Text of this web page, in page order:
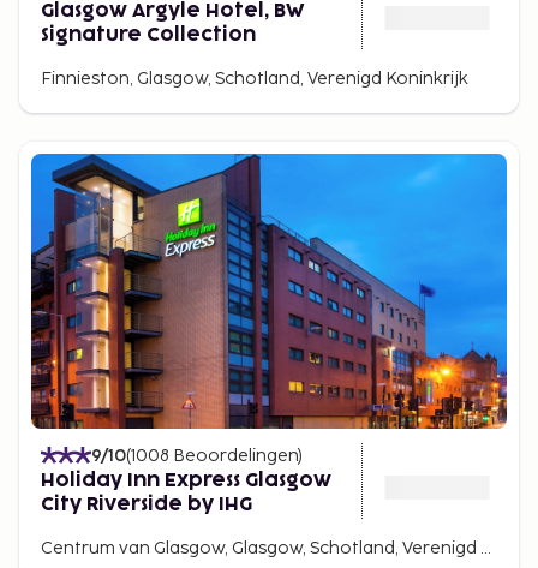
Glasgow Argyle Hotel, BW
Signature Collection
Finnieston, Glasgow, Schotland, Verenigd Koninkrijk
9/10(1008 Beoordelingen)
Holiday Inn Express Glasgow
City Riverside by IHG
Centrum van Glasgow, Glasgow, Schotland, Verenigd Koninkrijk